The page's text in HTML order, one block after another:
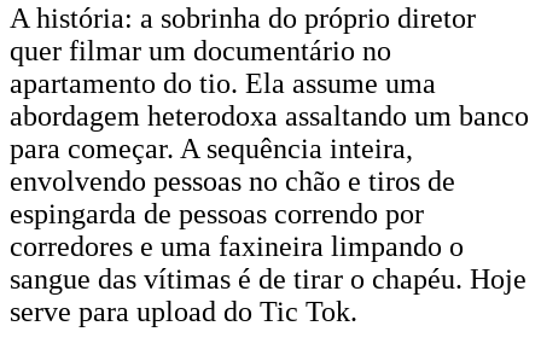
A história: a sobrinha do próprio diretor
quer filmar um documentário no
apartamento do tio. Ela assume uma
abordagem heterodoxa assaltando um banco
para começar. A sequência inteira,
envolvendo pessoas no chão e tiros de
espingarda de pessoas correndo por
corredores e uma faxineira limpando o
sangue das vítimas é de tirar o chapéu. Hoje
serve para upload do Tic Tok.